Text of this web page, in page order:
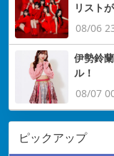
リスト
08/06
伊勢鈴
ル！
08/07
ピックアップ